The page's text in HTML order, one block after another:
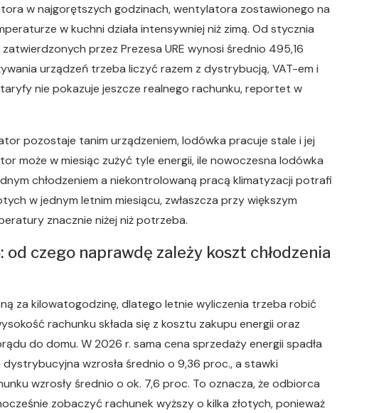
w najgorętszych godzinach, wentylatora zostawionego na
w kuchni działa intensywniej niż zimą. Od stycznia
przez Prezesa URE wynosi średnio 495,16
urządzeń trzeba liczyć razem z dystrybucją, VAT-em i
nie pokazuje jeszcze realnego rachunku, reportet w
pozostaje tanim urządzeniem, lodówka pracuje stale i jej
może w miesiąc zużyć tyle energii, ile nowoczesna lodówka
chłodzeniem a niekontrolowaną pracą klimatyzacji potrafi
w jednym letnim miesiącu, zwłaszcza przy większym
znacznie niżej niż potrzeba.
czego naprawdę zależy koszt chłodzenia
za kilowatogodzinę, dlatego letnie wyliczenia trzeba robić
rachunku składa się z kosztu zakupu energii oraz
do domu. W 2026 r. sama cena sprzedaży energii spadła
wzrosła średnio o 9,36 proc., a stawki
wzrosły średnio o ok. 7,6 proc. To oznacza, że odbiorca
zobaczyć rachunek wyższy o kilka złotych, ponieważ